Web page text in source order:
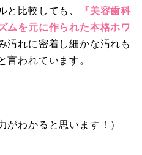
と比較しても、
『美容歯科
ムを元に作られた本格ホワ
汚れに密着し細かな汚れも
言われています。
がわかると思います！）